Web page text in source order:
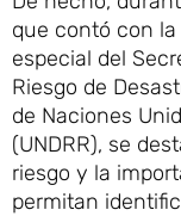
que contó con
especial del
Riesgo de
de Naciones
(UNDRR), se
riesgo y la
permitan